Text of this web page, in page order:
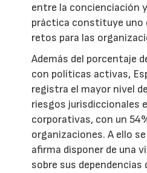
entre la concienciación
práctica constituye uno
retos para las
Además del porcentaje
con políticas activas,
registra el mayor nivel
riesgos jurisdiccionales
corporativas, con un
organizaciones. A ello
afirma disponer de una
sobre sus